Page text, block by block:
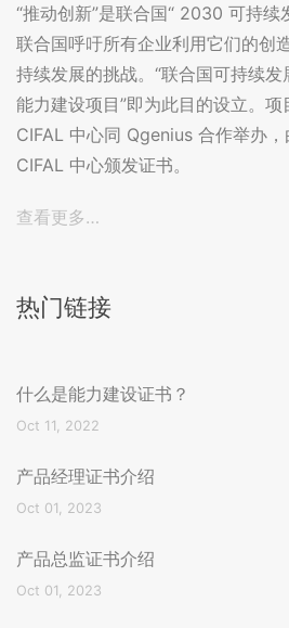
“推动创新”是联合国“ 2030 可持续
联合国呼吁所有企业利用它们的创
持续发展的挑战。“联合国可持续
能力建设项目”即为此目的设立。
CIFAL 中心同 Qgenius 合作举办
CIFAL 中心颁发证书。
查看更多…
热门链接
什么是能力建设证书？
Oct 11, 2022
产品经理证书介绍
Oct 01, 2023
产品总监证书介绍
Oct 01, 2023